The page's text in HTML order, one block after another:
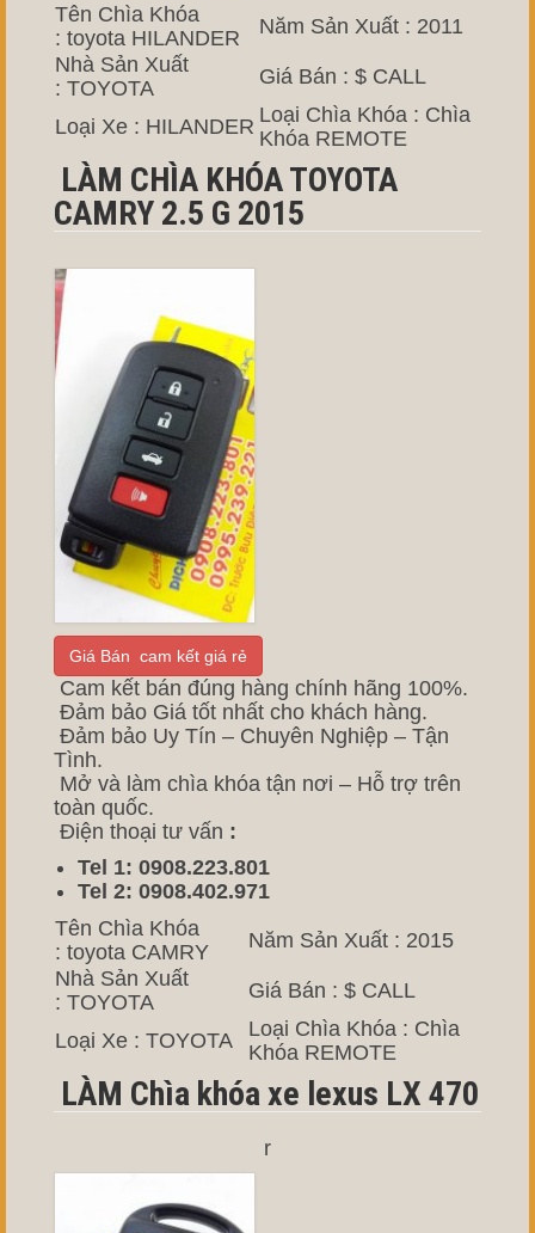
Tên Chìa Khóa
: toyota HILANDER
Năm Sản Xuất : 2011
Nhà Sản Xuất
: TOYOTA
Giá Bán : $ CALL
Loại Xe : HILANDER Loại Chìa Khóa : Chìa
Khóa REMOTE
LÀM CHÌA KHÓA TOYOTA
CAMRY 2.5 G 2015
Giá Bán cam kết giá rẻ
Cam kết bán đúng hàng chính hãng 100%.
Đảm bảo Giá tốt nhất cho khách hàng.
Đảm bảo Uy Tín – Chuyên Nghiệp – Tận
Tình.
Mở và làm chìa khóa tận nơi – Hỗ trợ trên
toàn quốc.
Điện thoại tư vấn :
Tel 1: 0908.223.801
Tel 2: 0908.402.971
Tên Chìa Khóa
: toyota CAMRY
Năm Sản Xuất : 2015
Nhà Sản Xuất
: TOYOTA
Giá Bán : $ CALL
Loại Xe : TOYOTA
Loại Chìa Khóa : Chìa
Khóa REMOTE
LÀM Chìa khóa xe lexus LX 470
r